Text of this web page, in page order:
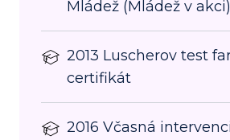
Mládež (Mládež v akci)
2013 Luscherov test
certifikát
2016 Včasná